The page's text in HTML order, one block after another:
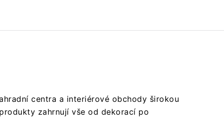
centra a interiérové obchody širokou
zahrnují vše od dekorací po